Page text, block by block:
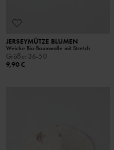
JERSEYMÜTZE BLUMEN
Weiche Bio-Baumwolle mit Stretch
Größe: 36-50
9,90 €